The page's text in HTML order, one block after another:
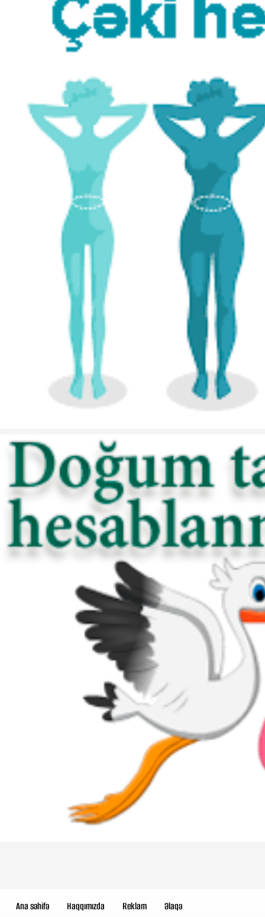
Ana səhifə Haqqımızda Reklam
Əlaqə